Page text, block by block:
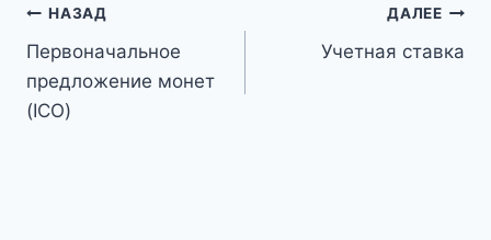
Навигация
по
записям
НАЗАД
Первоначальное
предложение монет
(ICO)
ДАЛЕЕ
Учетная ставка